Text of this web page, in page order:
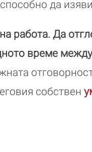
да
работа. Да
време
собствен